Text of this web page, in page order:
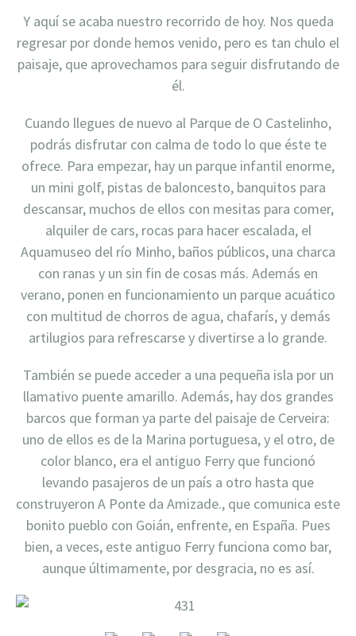
Y aquí se acaba nuestro recorrido de hoy. Nos queda
regresar por donde hemos venido, pero es tan chulo el
paisaje, que aprovechamos para seguir disfrutando de
él.
Cuando llegues de nuevo al Parque de O Castelinho,
podrás disfrutar con calma de todo lo que éste te
ofrece. Para empezar, hay un parque infantil enorme,
un mini golf, pistas de baloncesto, banquitos para
descansar, muchos de ellos con mesitas para comer,
alquiler de cars, rocas para hacer escalada, el
Aquamuseo del río Minho, baños públicos, una charca
con ranas y un sin fin de cosas más. Además en
verano, ponen en funcionamiento un parque acuático
con multitud de chorros de agua, chafarís, y demás
artilugios para refrescarse y divertirse a lo grande.
También se puede acceder a una pequeña isla por un
llamativo puente amarillo. Además, hay dos grandes
barcos que forman ya parte del paisaje de Cerveira:
uno de ellos es de la Marina portuguesa, y el otro, de
color blanco, era el antiguo Ferry que funcionó
levando pasajeros de un país a otro hasta que
construyeron A Ponte da Amizade., que comunica este
bonito pueblo con Goián, enfrente, en España. Pues
bien, a veces, este antiguo Ferry funciona como bar,
aunque últimamente, por desgracia, no es así.